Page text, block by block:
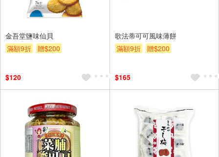
金吾堂鹽味仙貝
滿額9折
贈$200
$120
歌法蒂可可風味薄餅
滿額9折
贈$200
$165